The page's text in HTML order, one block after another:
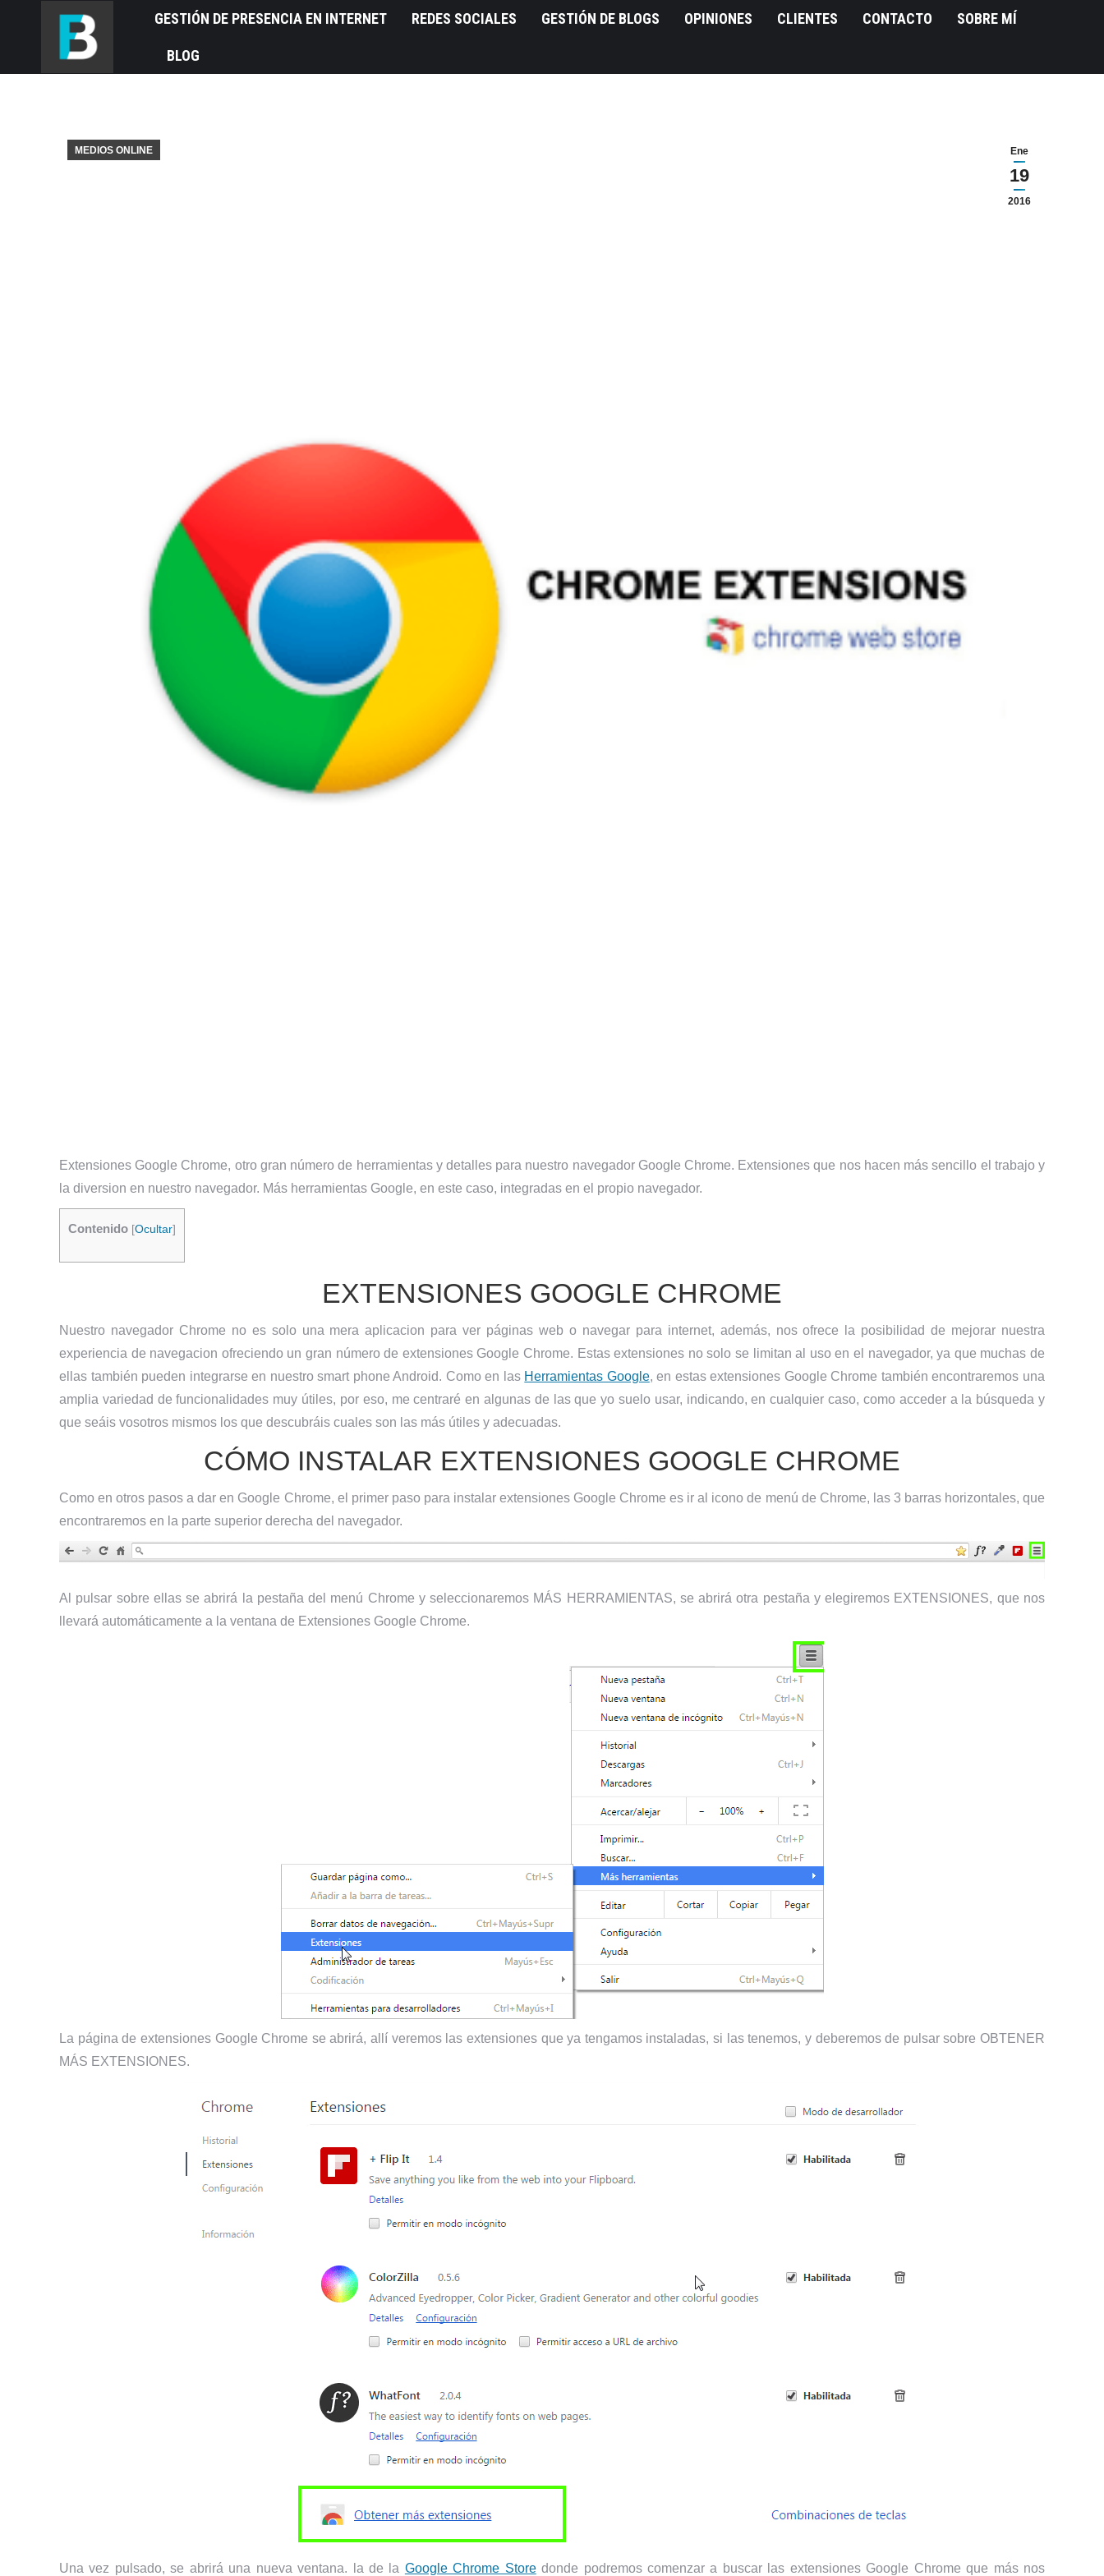
GESTIÓN DE PRESENCIA EN INTERNET REDES SOCIALES GESTIÓN DE BLOGS OPINIONES CLIENTES CONTACTO SOBRE MÍ
BLOG
Ene
19
2016
MEDIOS ONLINE
Extensiones Google Chrome, otro gran número de herramientas y detalles para nuestro navegador Google Chrome. Extensiones que nos hacen más sencillo el trabajo y
la diversion en nuestro navegador. Más herramientas Google, en este caso, integradas en el propio navegador.
Contenido [Ocultar]
EXTENSIONES GOOGLE CHROME
Nuestro navegador Chrome no es solo una mera aplicacion para ver páginas web o navegar para internet, además, nos ofrece la posibilidad de mejorar nuestra
experiencia de navegacion ofreciendo un gran número de extensiones Google Chrome. Estas extensiones no solo se limitan al uso en el navegador, ya que muchas de
ellas también pueden integrarse en nuestro smart phone Android. Como en las Herramientas Google, en estas extensiones Google Chrome también encontraremos una
amplia variedad de funcionalidades muy útiles, por eso, me centraré en algunas de las que yo suelo usar, indicando, en cualquier caso, como acceder a la búsqueda y
que seáis vosotros mismos los que descubráis cuales son las más útiles y adecuadas.
CÓMO INSTALAR EXTENSIONES GOOGLE CHROME
Como en otros pasos a dar en Google Chrome, el primer paso para instalar extensiones Google Chrome es ir al icono de menú de Chrome, las 3 barras horizontales, que
encontraremos en la parte superior derecha del navegador.
Al pulsar sobre ellas se abrirá la pestaña del menú Chrome y seleccionaremos MÁS HERRAMIENTAS, se abrirá otra pestaña y elegiremos EXTENSIONES, que nos
llevará automáticamente a la ventana de Extensiones Google Chrome.
La página de extensiones Google Chrome se abrirá, allí veremos las extensiones que ya tengamos instaladas, si las tenemos, y deberemos de pulsar sobre OBTENER
MÁS EXTENSIONES.
Una vez pulsado, se abrirá una nueva ventana. la de la Google Chrome Storedonde podremos comenzar a buscar las extensiones Google Chrome que más nos